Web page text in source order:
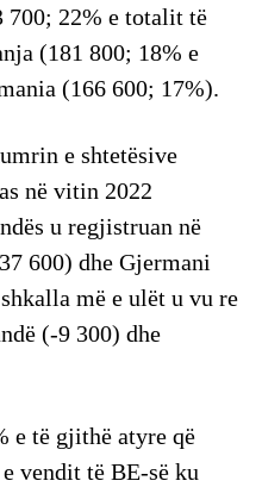
700; 22% e totalit të
(181 800; 18% e
(166 600; 17%).
e shtetësive
në vitin 2022
u regjistruan në
600) dhe Gjermani
më e ulët u vu re
(-9 300) dhe
e të gjithë atyre që
vendit të BE-së ku